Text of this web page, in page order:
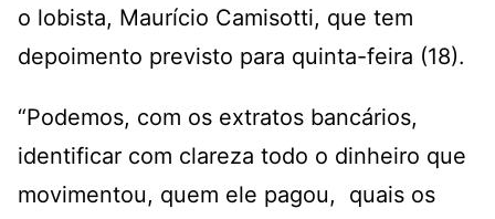
o lobista, Maurício Camisotti, que tem
depoimento previsto para quinta-feira (18).
“Podemos, com os extratos bancários,
identificar com clareza todo o dinheiro que
movimentou, quem ele pagou, quais os